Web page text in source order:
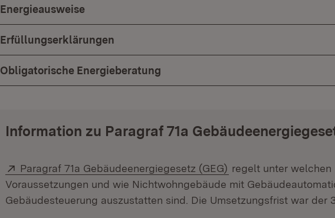
Energieausweise
Erfüllungserklärungen
Obligatorische Energieberatung
Information zu Paragraf 71a
Extern:
Paragraf 71a Gebäudeenergiegesetz (GEG) (Öffnet in neuem
regelt unter welchen
Voraussetzungen und wie Nichtwohngebäude mit
Gebäudesteuerung auszustatten sind. Die Umsetzungsfrist war der